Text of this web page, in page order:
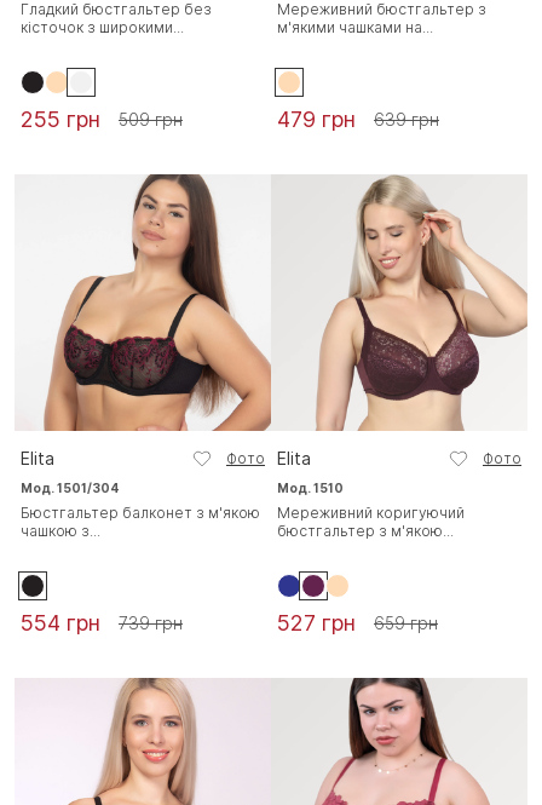
Гладкий бюстгальтер без
кісточок з широкими...
255 грн 509 грн
Мереживний бюстгальтер з
м'якими чашками на...
479 грн 639 грн
Elita Фото
Мод. 1501/304
Бюстгальтер балконет з м'якою
чашкою з...
554 грн 739 грн
Elita Фото
Мод. 1510
Мереживний коригуючий
бюстгальтер з м'якою...
527 грн 659 грн